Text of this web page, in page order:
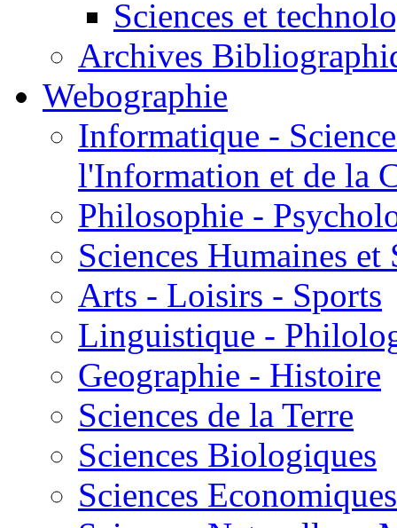
Sciences et
Archives
Webographie
Informatique -
l'Information et de la
Philosophie -
Sciences Humaines et
Arts - Loisirs - Sports
Linguistique -
Geographie - Histoire
Sciences de la Terre
Sciences Biologiques
Sciences Economiques